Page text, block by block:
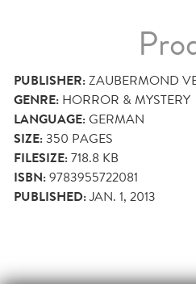
PUBLISHER:ZAUBERMOND
GENRE: HORROR & MYSTERY
LANGUAGE:GERMAN
SIZE:350 PAGES
FILESIZE:718.8 KB
ISBN:9783955722081
PUBLISHED:JAN. 1, 2013